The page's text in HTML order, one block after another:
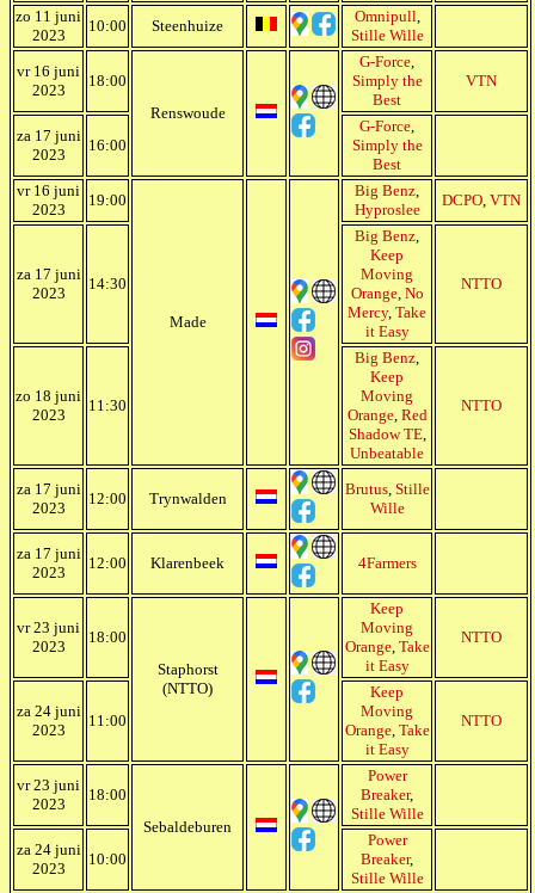
zo 11 juni
2023
10:00 Steenhuize
Omnipull
Stille Wille
vr 16 juni
2023
18:00
Renswoude
G-Force
Simply the
Best
VTN
za 17 juni
2023
16:00
G-Force
Simply the
Best
vr 16 juni
2023
19:00
Made
Big Benz
Hyproslee
DCPO VTN
za 17 juni
2023
14:30
Big Benz
Keep
Moving
Orange, No
Mercy, Take
it Easy
NTTO
zo 18 juni
2023
11:30
Big Benz
Keep
Moving
Orange, Red
Shadow TE,
Unbeatable
NTTO
za 17 juni
2023
12:00 Trynwalden
Brutus, Stille
Wille
za 17 juni
2023
12:00 Klarenbeek 4Farmers
vr 23 juni
2023
18:00
Staphorst
(NTTO)
Keep
Moving
Orange, Take
it Easy
NTTO
za 24 juni
2023
11:00
Keep
Moving
Orange, Take
it Easy
NTTO
vr 23 juni
2023
18:00
Sebaldeburen
Power
Breaker,
Stille Wille
za 24 juni
2023
10:00
Power
Breaker,
Stille Wille